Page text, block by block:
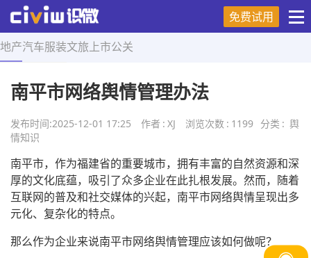
免费试用
地产汽车服装文旅 上市公关
首页 > 舆情知识 > 正文
南平市网络舆情管理办法
发布时间:2025-12-01 17:25 作者 : XJ 浏览次数 : 1199 分类 : 舆
情知识
南平市，作为福建省的重要城市，拥有丰富的自然资源和深
厚的文化底蕴，吸引了众多企业在此扎根发展。然而，随着
互联网的普及和社交媒体的兴起，南平市网络舆情呈现出多
元化、复杂化的特点。
那么作为企业来说南平市网络舆情管理应该如何做呢？